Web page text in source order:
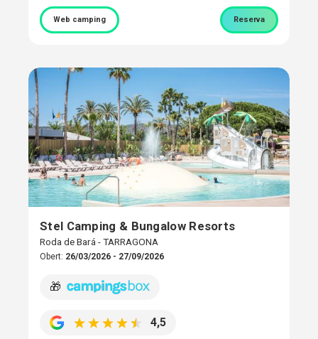
Web camping Reserva
Stel Camping & Bungalow Resorts
Roda de Bará - TARRAGONA
Obert: 26/03/2026 - 27/09/2026
🎁
4,5